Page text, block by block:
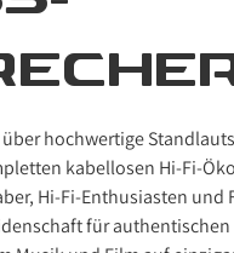
hochwertige
kabellosen Hi-Fi-
Hi-Fi-Enthusiasten und
für